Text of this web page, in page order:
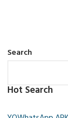
Search
Hot Search